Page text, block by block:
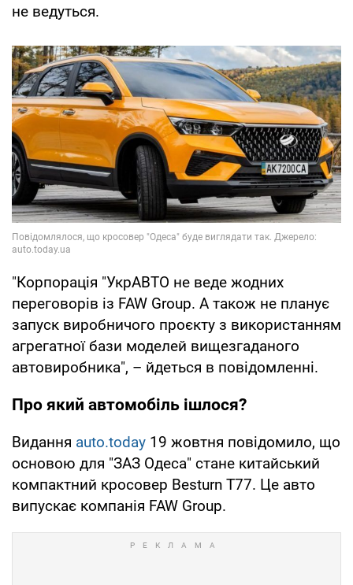
не ведуться.
"Корпорація "УкрАВТО не веде жодних
переговорів із FAW Group. А також не планує
запуск виробничого проєкту з використанням
агрегатної бази моделей вищезгаданого
автовиробника", – йдеться в повідомленні.
Про який автомобіль ішлося?
Видання auto.today 19 жовтня повідомило, що
основою для "ЗАЗ Одеса" стане китайський
компактний кросовер Besturn T77. Це авто
випускає компанія FAW Group.